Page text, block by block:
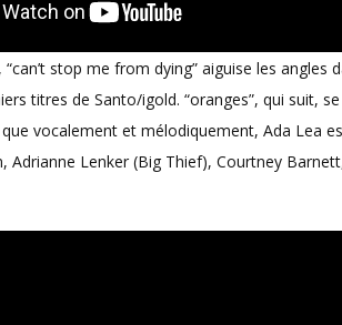
stop me from dying” aiguise les angles
titres de Santo/igold. “oranges”, qui suit,
vocalement et mélodiquement, Ada Lea
Adrianne Lenker (Big Thief), Courtney